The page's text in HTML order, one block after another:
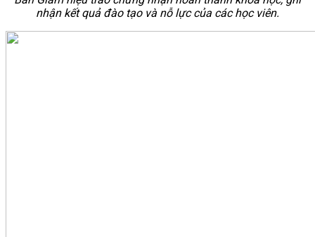
nhận kết quả đào tạo và nỗ lực của các học viên.